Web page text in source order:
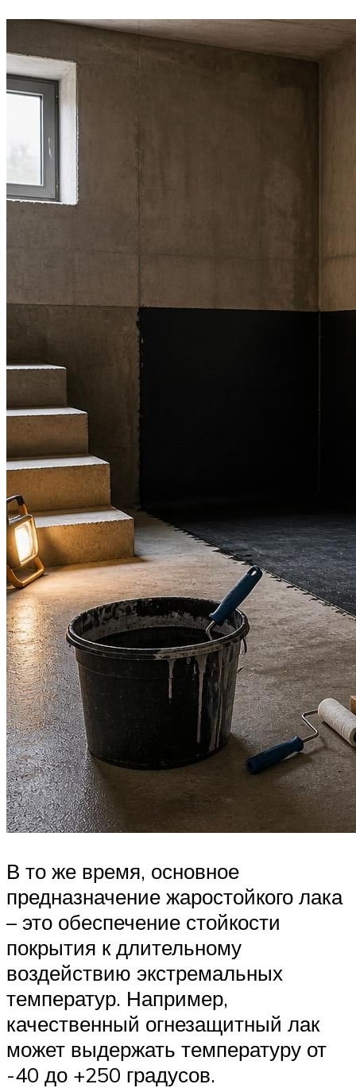
В то же время, основное
предназначение жаростойкого лака
– это обеспечение стойкости
покрытия к длительному
воздействию экстремальных
температур. Например,
качественный огнезащитный лак
может выдержать температуру от
-40 до +250 градусов.